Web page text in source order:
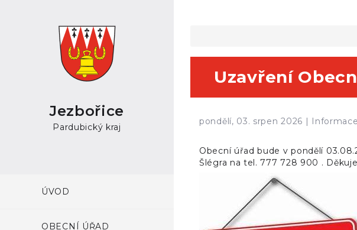
Jezbořice
Pardubický kraj
ÚVOD
OBECNÍ ÚŘAD
Uzavření
pondělí, 03. srpen 2026 | Informace
Obecní úřad bude v pondělí
Šlégra na tel. 777 728 900 .